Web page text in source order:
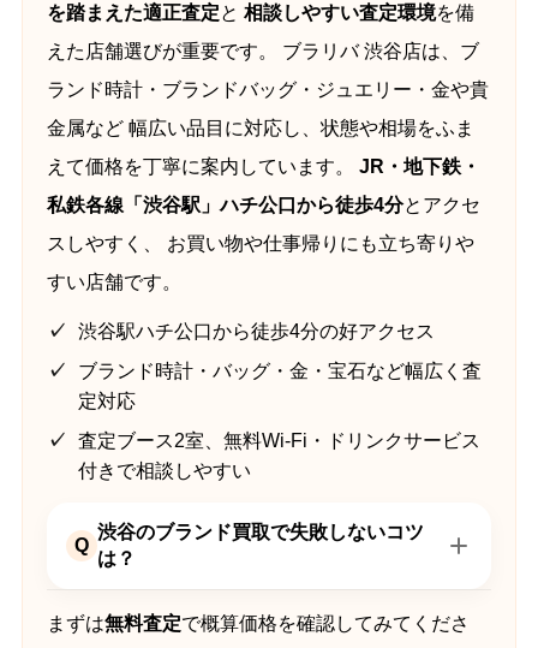
を踏まえた適正査定と 相談しやすい査定環境を備
えた店舗選びが重要です。 ブラリバ 渋谷店は、ブ
ランド時計・ブランドバッグ・ジュエリー・金や貴
金属など 幅広い品目に対応し、状態や相場をふま
えて価格を丁寧に案内しています。 JR・地下鉄・
私鉄各線「渋谷駅」ハチ公口から徒歩4分とアクセ
スしやすく、 お買い物や仕事帰りにも立ち寄りや
すい店舗です。
渋谷駅ハチ公口から徒歩4分の好アクセス
ブランド時計・バッグ・金・宝石など幅広く査
定対応
査定ブース2室、無料Wi-Fi・ドリンクサービス
付きで相談しやすい
Q
渋谷のブランド買取で失敗しないコツ
は？
まずは無料査定で概算価格を確認してみてくださ